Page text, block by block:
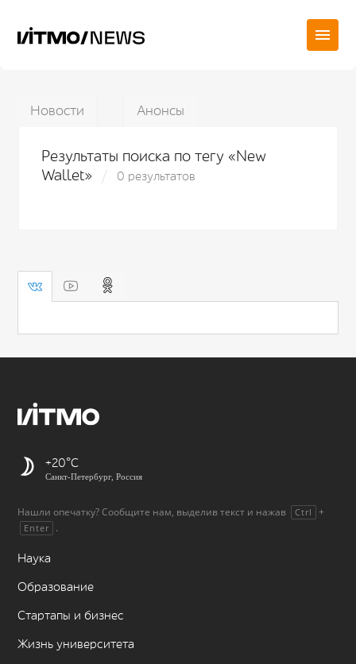
Новости Анонсы
Результаты поиска по тегу «New
Wallet»
0 результатов
+20
Санкт-Петербург, Россия
Нашли опечатку? Сообщите нам, выделив текст и нажав Ctrl +
Enter .
Наука
Образование
Стартапы и бизнес
Жизнь университета